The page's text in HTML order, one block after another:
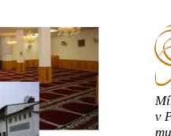
v